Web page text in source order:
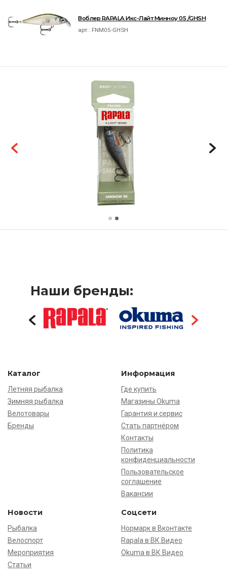
Воблер RAPALA Икс-Лайт Минноу 05 /GHSH
арт.: FNM05-GHSH
Наши бренды:
Каталог
Летняя рыбалка
Зимняя рыбалка
Велотовары
Бренды
Информация
Где купить
Магазины Okuma
Гарантия и сервис
Стать партнёром
Контакты
Политика
конфиденциальности
Пользовательское
соглашение
Вакансии
Новости
Рыбалка
Велоспорт
Мероприятия
Статьи
Соцсети
Нормарк в Вконтакте
Rapala в ВК Видео
Okuma в ВК Видео